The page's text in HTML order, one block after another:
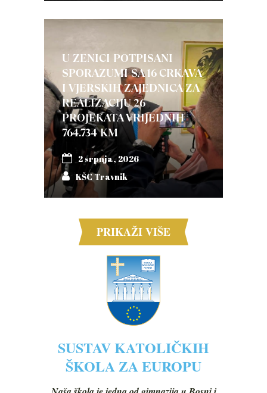
U ZENICI POTPISANI
SPORAZUMI SA 16 CRKAVA
I VJERSKIH ZAJEDNICA ZA
REALIZACIJU 26
PROJEKATA VRIJEDNIH
764.734 KM
2 srpnja, 2026
KŠC Travnik
PRIKAŽI VIŠE
SUSTAV KATOLIČKIH
ŠKOLA ZA EUROPU